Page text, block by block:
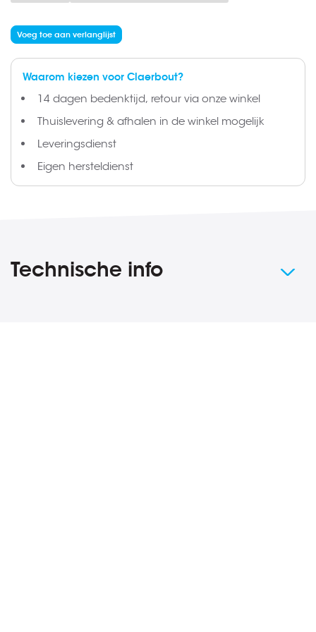
Voeg toe aan verlanglijst
Waarom kiezen voor Claerbout?
14 dagen bedenktijd, retour via onze winkel
Thuislevering & afhalen in de winkel mogelijk
Leveringsdienst
Eigen hersteldienst
Technische info